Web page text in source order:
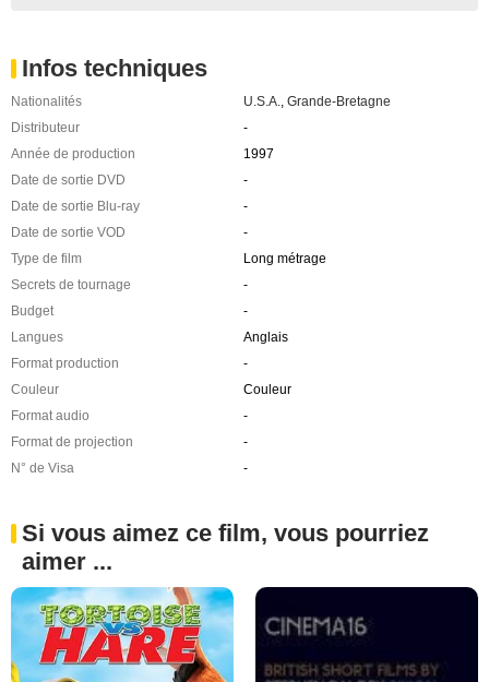
Infos techniques
Nationalités U.S.A., Grande-Bretagne
Distributeur
-
Année de production
1997
Date de sortie DVD
-
Date de sortie Blu-ray
-
Date de sortie VOD
-
Type de film
Long métrage
Secrets de tournage
-
Budget
-
Langues
Anglais
Format production
-
Couleur
Couleur
Format audio
-
Format de projection
-
N° de Visa
-
Si vous aimez ce film, vous pourriez
aimer ...